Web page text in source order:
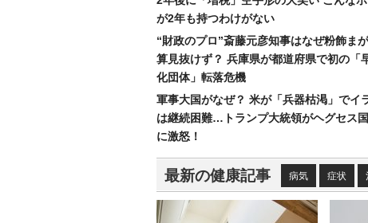
が2年も持つわけがない
“財政のプロ”斎藤元彦知事はなぜ粉飾ま
算見抜けず？ 兵庫県が都道府県で初の「
化団体」転落危機
軍事大国がなぜ？ 米が「兵器枯渇」でイ
は継続困難…トランプ大統領がヘグセス
に激怒！
最新の健康記事 病気 症状